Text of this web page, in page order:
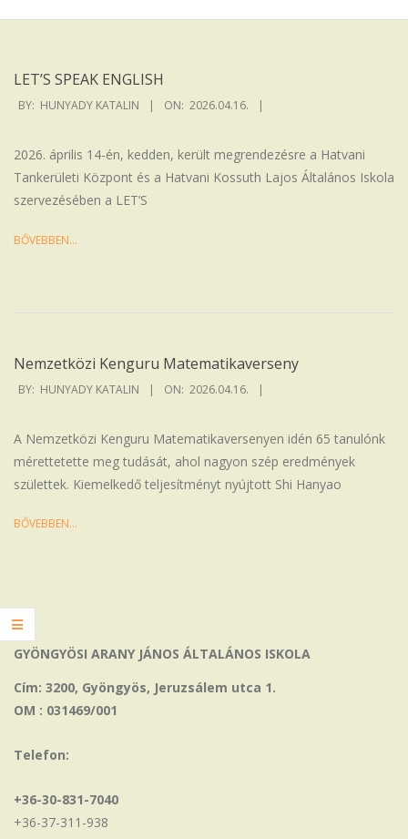
Iskola
LET’S SPEAK ENGLISH
2026-
BY: HUNYADY KATALIN ON: 2026.04.16.
2026. április 14-én, kedden, került megrendezésre a Hatvani
Tankerületi Központ és a Hatvani Kossuth Lajos Általános Iskola
szervezésében a LET’S
BŐVEBBEN…
Nemzetközi Kenguru Matematikaverseny
2026-
BY: HUNYADY KATALIN ON: 2026.04.16.
A Nemzetközi Kenguru Matematikaversenyen idén 65 tanulónk
mérettetette meg tudását, ahol nagyon szép eredmények
születtek. Kiemelkedő teljesítményt nyújtott Shi Hanyao
BŐVEBBEN…
GYÖNGYÖSI ARANY JÁNOS ÁLTALÁNOS ISKOLA
Cím: 3200, Gyöngyös, Jeruzsálem utca 1.
OM : 031469/001
Telefon:
+36-30-831-7040
+36-37-311-938